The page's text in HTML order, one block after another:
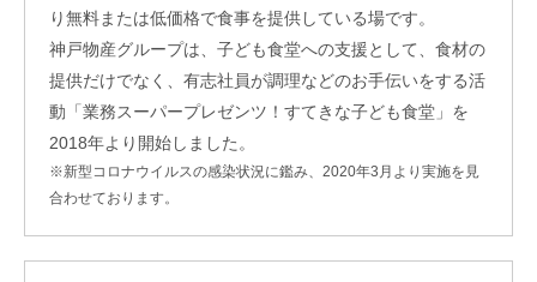
り無料または低価格で食事を提供している場です。
神戸物産グループは、子ども食堂への支援として、食材の
提供だけでなく、有志社員が調理などのお手伝いをする活
動「業務スーパープレゼンツ！すてきな子ども食堂」を
2018年より開始しました。
※新型コロナウイルスの感染状況に鑑み、2020年3月より実施を見
合わせております。